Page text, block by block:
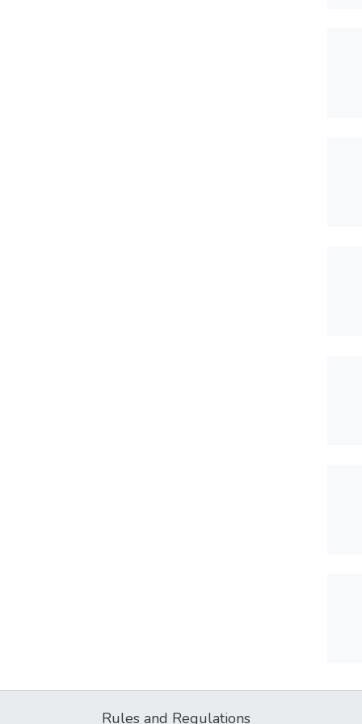
Rules and Regulations